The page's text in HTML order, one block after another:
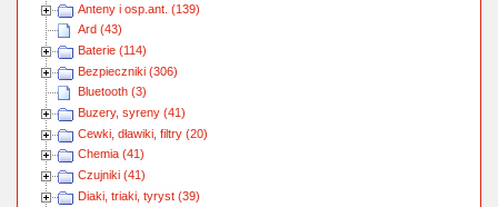
Anteny i osp.ant. (139)
Ard (43)
Baterie (114)
Bezpieczniki (306)
Bluetooth (3)
Buzery, syreny (41)
Cewki, dławiki, filtry (20)
Chemia (41)
Czujniki (41)
Diaki, triaki, tyryst (39)